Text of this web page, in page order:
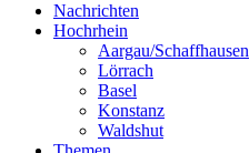
Nachrichten
Hochrhein
Aargau/Schaffhausen
Lörrach
Basel
Konstanz
Waldshut